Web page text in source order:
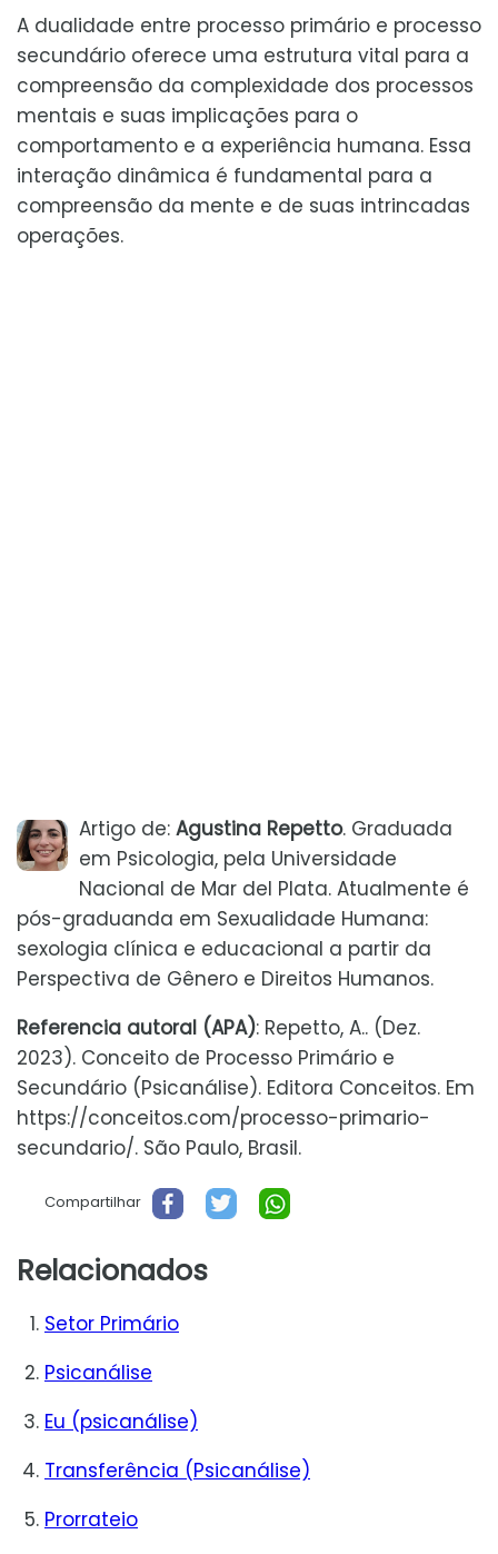
A dualidade entre processo primário e processo
secundário oferece uma estrutura vital para a
compreensão da complexidade dos processos
mentais e suas implicações para o
comportamento e a experiência humana. Essa
interação dinâmica é fundamental para a
compreensão da mente e de suas intrincadas
operações.
Artigo de: Agustina Repetto. Graduada
em Psicologia, pela Universidade
Nacional de Mar del Plata. Atualmente é
pós-graduanda em Sexualidade Humana:
sexologia clínica e educacional a partir da
Perspectiva de Gênero e Direitos Humanos.
Referencia autoral (APA): Repetto, A.. (Dez.
2023). Conceito de Processo Primário e
Secundário (Psicanálise). Editora Conceitos. Em
https://conceitos.com/processo-primario-
secundario/. São Paulo, Brasil.
Compartilhar
Relacionados
Setor Primário
Psicanálise
Eu (psicanálise)
Transferência (Psicanálise)
Prorrateio